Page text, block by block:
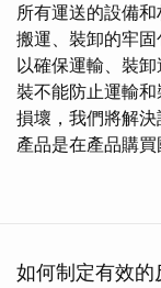
所有運送的設備
搬運、裝卸的牢固
以確保運輸、裝
裝不能防止運輸
損壞，我們將解決
產品是在產品購買
如何制定有效的